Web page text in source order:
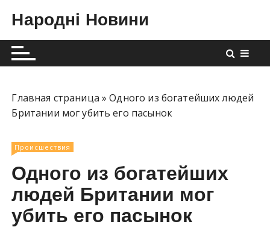
р
й
Народні Новини
Главная страница »Одного из богатейших людей
Британии мог убить его пасынок
Происшествия
Одного из богатейших
людей Британии мог
убить его пасынок